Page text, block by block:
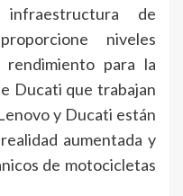
de
niveles
para la
Ducati que trabajan
y Ducati están
aumentada y
de motocicletas